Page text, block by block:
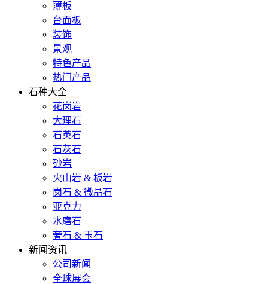
薄板
台面板
装饰
景观
特色产品
热门产品
石种大全
花岗岩
大理石
石英石
石灰石
砂岩
火山岩 & 板岩
岗石 & 微晶石
亚克力
水磨石
奢石 & 玉石
新闻资讯
公司新闻
全球展会